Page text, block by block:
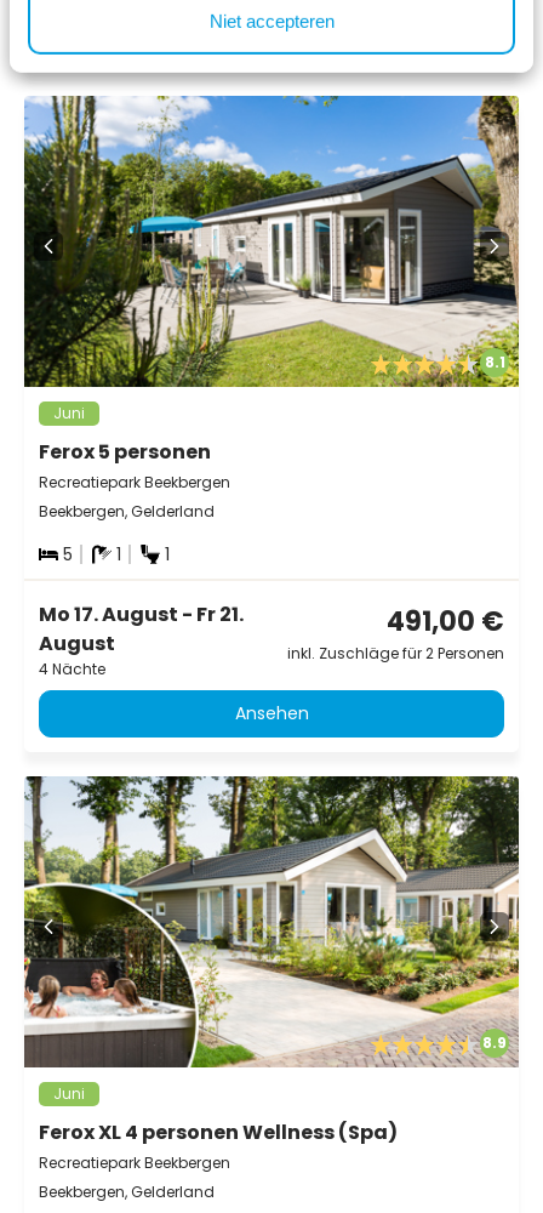
Niet accepteren
Ansehen
8.1
Juni
Ferox 5 personen
Recreatiepark Beekbergen
Beekbergen, Gelderland
5 1 1
Mo 17. August - Fr 21.
August
4 Nächte
491,00 €
inkl. Zuschläge für 2 Personen
Ansehen
8.9
Juni
Ferox XL 4 personen Wellness (Spa)
Recreatiepark Beekbergen
Beekbergen, Gelderland